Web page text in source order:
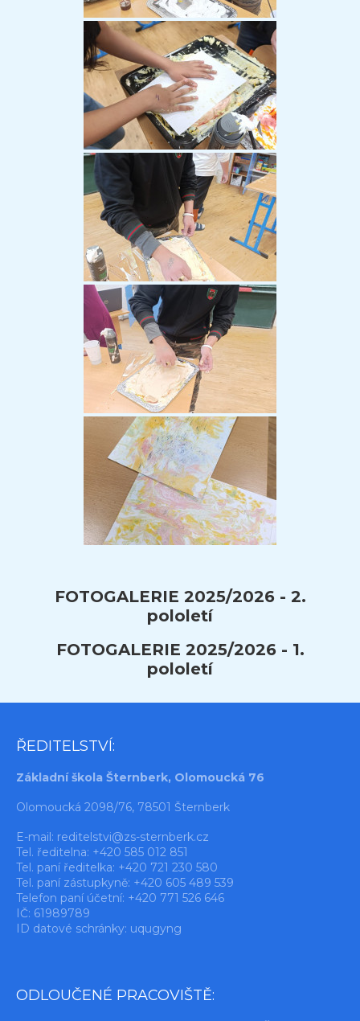
FOTOGALERIE 2025/2026 - 2.
pololetí
FOTOGALERIE 2025/2026 - 1.
pololetí
ŘEDITELSTVÍ:
Základní škola Šternberk, Olomoucká 76
Olomoucká 2098/76, 78501 Šternberk
E-mail: reditelstvi@zs-sternberk.cz
Tel. ředitelna: +420 585 012 851
Tel. paní ředitelka: +420 721 230 580
Tel. paní zástupkyně: +420 605 489 539
Telefon paní účetní: +420 771 526 646
IČ: 61989789
ID datové schránky: uqugyng
ODLOUČENÉ PRACOVIŠTĚ: